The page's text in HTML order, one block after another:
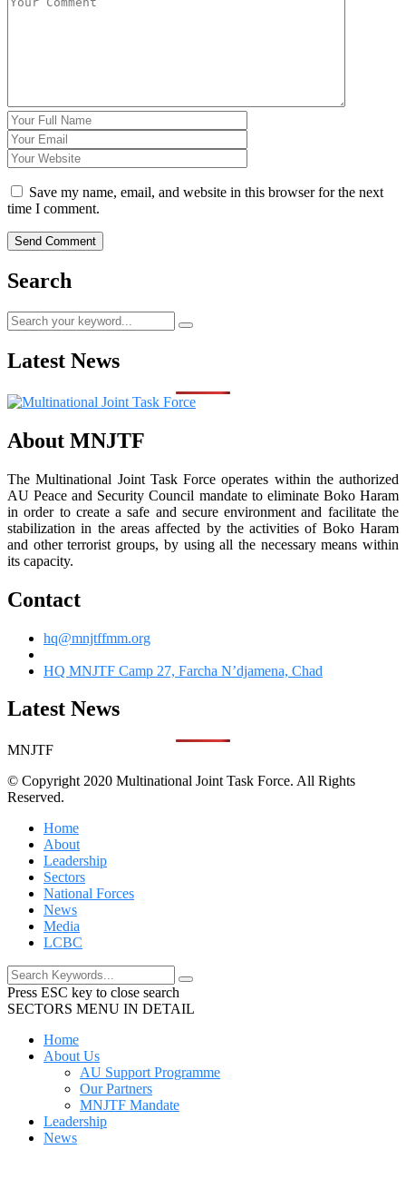
Save my name, email, and website in this browser for the next
time I comment.
Search
Latest News
About MNJTF
The Multinational Joint Task Force operates within the authorized
AU Peace and Security Council mandate to eliminate Boko Haram
in order to create a safe and secure environment and facilitate the
stabilization in the areas affected by the activities of Boko Haram
and other terrorist groups, by using all the necessary means within
its capacity.
Contact
hq@mnjtffmm.org
HQ MNJTF Camp 27, Farcha N’djamena, Chad
Latest News
MNJTF
© Copyright 2020 Multinational Joint Task Force. All Rights
Reserved.
Home
About
Leadership
Sectors
National Forces
News
Media
LCBC
Press ESC key to close search
SECTORS MENU IN DETAIL
Home
About Us
AU Support Programme
Our Partners
MNJTF Mandate
Leadership
News